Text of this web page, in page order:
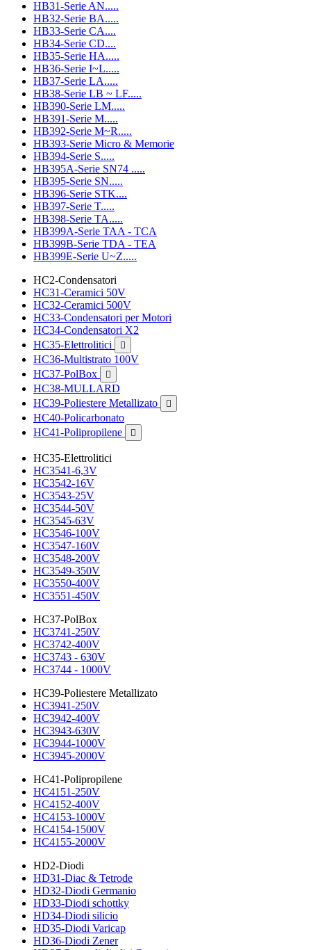
HB31-Serie AN.....
HB32-Serie BA.....
HB33-Serie CA....
HB34-Serie CD....
HB35-Serie HA.....
HB36-Serie I~L.....
HB37-Serie LA.....
HB38-Serie LB ~ LF.....
HB390-Serie LM.....
HB391-Serie M.....
HB392-Serie M~R.....
HB393-Serie Micro & Memorie
HB394-Serie S.....
HB395A-Serie SN74 .....
HB395-Serie SN.....
HB396-Serie STK....
HB397-Serie T.....
HB398-Serie TA.....
HB399A-Serie TAA - TCA
HB399B-Serie TDA - TEA
HB399E-Serie U~Z.....
HC2-Condensatori
HC31-Ceramici 50V
HC32-Ceramici 500V
HC33-Condensatori per Motori
HC34-Condensatori X2
HC35-Elettrolitici

HC36-Multistrato 100V
HC37-PolBox

HC38-MULLARD
HC39-Poliestere Metallizato

HC40-Policarbonato
HC41-Polipropilene

HC35-Elettrolitici
HC3541-6,3V
HC3542-16V
HC3543-25V
HC3544-50V
HC3545-63V
HC3546-100V
HC3547-160V
HC3548-200V
HC3549-350V
HC3550-400V
HC3551-450V
HC37-PolBox
HC3741-250V
HC3742-400V
HC3743 - 630V
HC3744 - 1000V
HC39-Poliestere Metallizato
HC3941-250V
HC3942-400V
HC3943-630V
HC3944-1000V
HC3945-2000V
HC41-Polipropilene
HC4151-250V
HC4152-400V
HC4153-1000V
HC4154-1500V
HC4155-2000V
HD2-Diodi
HD31-Diac & Tetrode
HD32-Diodi Germanio
HD33-Diodi schottky
HD34-Diodi silicio
HD35-Diodi Varicap
HD36-Diodi Zener